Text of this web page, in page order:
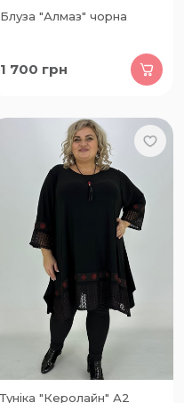
Блуза "Алмаз" чорна
1 700 грн
Туніка "Керолайн" А2